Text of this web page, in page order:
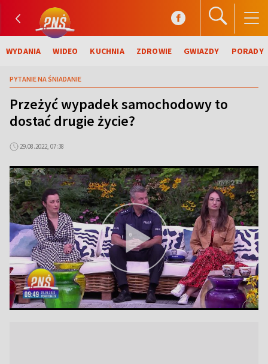
WYDANIA WIDEO KUCHNIA ZDROWIE GWIAZDY PORADY
PYTANIE NA ŚNIADANIE
Przeżyć wypadek samochodowy to
dostać drugie życie?
29.08.2022, 07:38